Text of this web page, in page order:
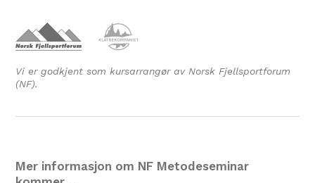
Vi er godkjent som kursarrangør av Norsk Fjellsportforum
(NF).
Mer informasjon om NF Metodeseminar